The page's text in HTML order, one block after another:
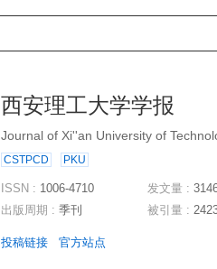
西安理工大学学报
Journal of Xi''an University of
CSTPCD PKU
ISSN : 1006-4710
出版周期 : 季刊
发文量 :
被引量 :
投稿链接 官方站点